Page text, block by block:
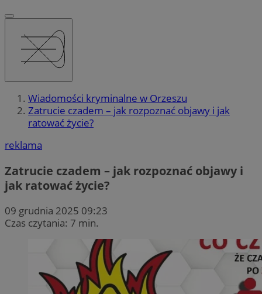
Wiadomości kryminalne w Orzeszu
Zatrucie czadem – jak rozpoznać objawy i jak
ratować życie?
reklama
Zatrucie czadem – jak rozpoznać objawy i
jak ratować życie?
09 grudnia 2025 09:23
Czas czytania: 7 min.